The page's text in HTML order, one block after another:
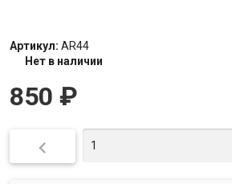
Артикул: AR44
Нет в наличии
850 ₽
